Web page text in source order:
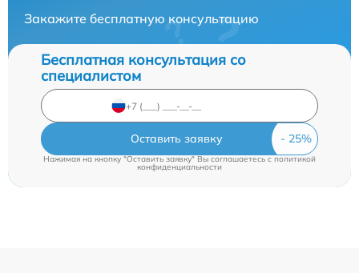
Закажите бесплатную консультацию
Бесплатная консультация со
специалистом
Оставить заявку
Нажимая на кнопку "Оставить заявку" Вы соглашаетесь c политикой
конфиденциальности